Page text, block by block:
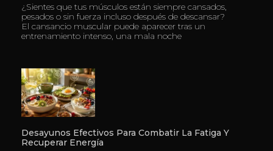
¿Sientes que tus músculos están siempre cansados,
pesados o sin fuerza incluso después de descansar?
El cansancio muscular puede aparecer tras un
entrenamiento intenso, una mala noche
Desayunos Efectivos Para Combatir La Fatiga Y
Recuperar Energía